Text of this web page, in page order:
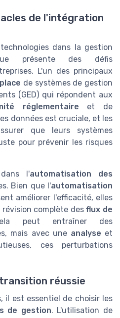
de l'intégration
dans la gestion
présente des défis
L'un des principaux
de systèmes de gestion
(GED) qui répondent aux
réglementaire et de
données est cruciale, et les
que leurs systèmes
pour prévenir les risques
l'automatisation des
Bien que l'automatisation
améliorer l'efficacité, elles
complète desflux de
peut entraîner des
mais avec une analyse et
ces perturbations
réussie
il est essentiel de choisir les
de gestion. L'utilisation de